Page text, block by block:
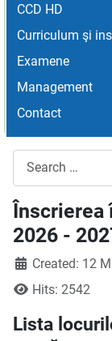
CCD HD
Curriculum şi
Examene
Management
Contact
Înscrierea
2026 -
Created: 12
Hits: 2542
Lista